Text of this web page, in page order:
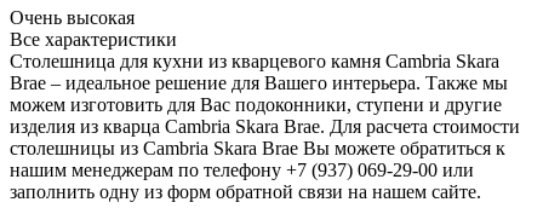
Очень высокая
Все характеристики
Столешница для кухни из кварцевого камня Cambria Skara
Brae – идеальное решение для Вашего интерьера. Также мы
можем изготовить для Вас подоконники, ступени и другие
изделия из кварца Cambria Skara Brae. Для расчета стоимости
столешницы из Cambria Skara Brae Вы можете обратиться к
нашим менеджерам по телефону +7 (937) 069-29-00 или
заполнить одну из форм обратной связи на нашем сайте.